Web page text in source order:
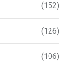
(152)
(126)
(106)